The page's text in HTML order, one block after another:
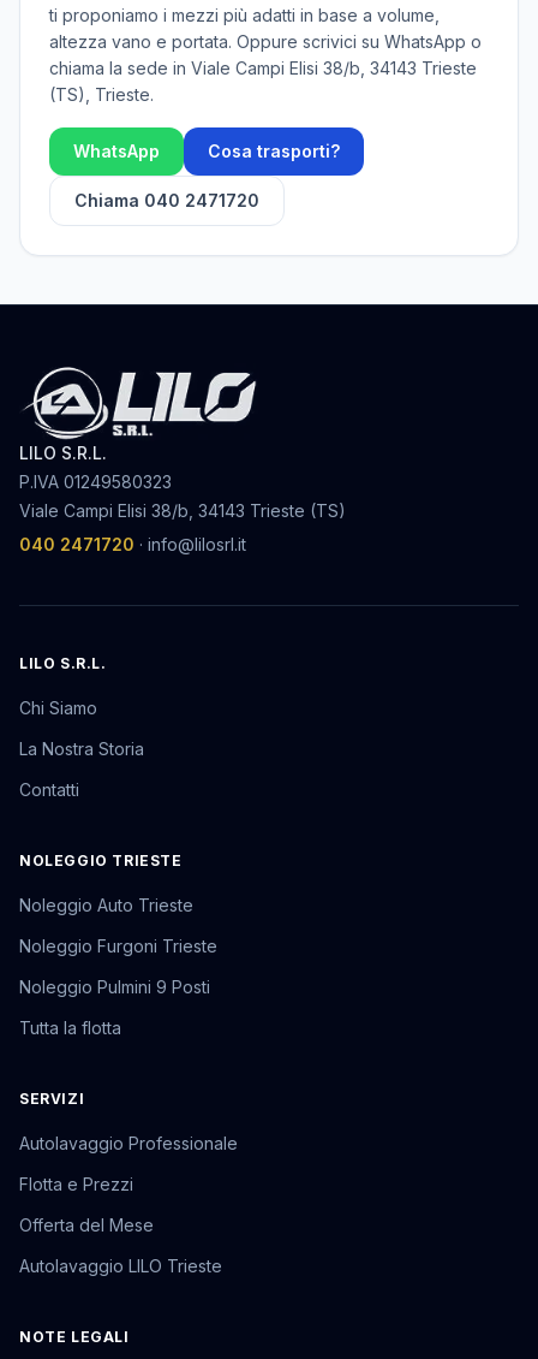
ti proponiamo i mezzi più adatti in base a volume,
altezza vano e portata. Oppure scrivici su WhatsApp o
chiama la sede in Viale Campi Elisi 38/b, 34143 Trieste
(TS)
, Trieste.
WhatsApp Cosa trasporti?
Chiama 040 2471720
LILO S.R.L.
P.IVA 01249580323
Viale Campi Elisi 38/b, 34143 Trieste (TS)
040 2471720 · info@lilosrl.it
LILO S.R.L.
Chi Siamo
La Nostra Storia
Contatti
NOLEGGIO TRIESTE
Noleggio Auto Trieste
Noleggio Furgoni Trieste
Noleggio Pulmini 9 Posti
Tutta la flotta
SERVIZI
Autolavaggio Professionale
Flotta e Prezzi
Offerta del Mese
Autolavaggio LILO Trieste
NOTE LEGALI